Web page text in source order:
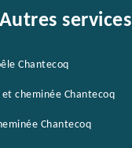
Autres services
Chantecoq
cheminée Chantecoq
Chantecoq